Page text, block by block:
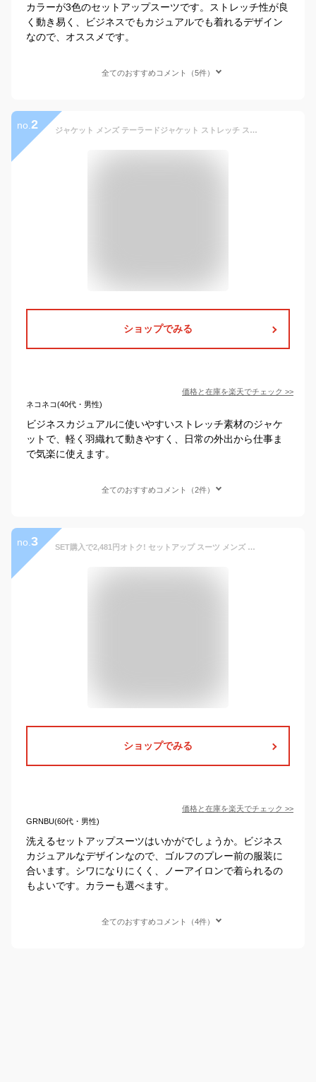
カラーが3色のセットアップスーツです。ストレッチ性が良
く動き易く、ビジネスでもカジュアルでも着れるデザイン
なので、オススメです。
全てのおすすめコメント（5件）
no. 2 ジャケット メンズ テーラードジャケット ストレッチ スーツ地 サマージャケット 紺ブレ カジュアル スーツ生地 2ピース(別売) 春夏秋冬 オールシーズン 紺 黒 チャコール ネイビー ブラック
ショップでみる
価格と在庫を楽天でチェック >>
ネコネコ(40代・男性)
ビジネスカジュアルに使いやすいストレッチ素材のジャケ
ットで、軽く羽織れて動きやすく、日常の外出から仕事ま
で気楽に使えます。
全てのおすすめコメント（2件）
no. 3 SET購入で2,481円オトク! セットアップ スーツ メンズ テーラード ジャケット 春 夏 秋 ストレッチ 洗えるスーツ 上下セット ビジカジ ビジネスカジュアル おしゃれ ストレッチスーツ アクティブスーツ カジュアル ネイビー ブラック M/L/LL oth-me-jk-1542宅配便のみ
ショップでみる
価格と在庫を楽天でチェック >>
GRNBU(60代・男性)
洗えるセットアップスーツはいかがでしょうか。ビジネス
カジュアルなデザインなので、ゴルフのプレー前の服装に
合います。シワになりにくく、ノーアイロンで着られるの
もよいです。カラーも選べます。
全てのおすすめコメント（4件）